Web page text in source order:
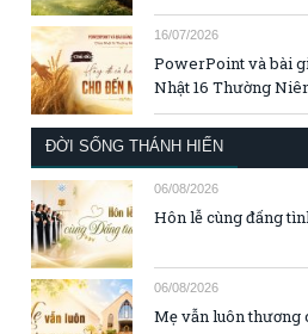
16/07/2026
PowerPoint và bài
Nhật 16 Thường
ĐỜI SỐNG THÁNH HIẾN
06/08/2026
Hôn lễ cùng đấng
06/08/2026
Mẹ vẫn luôn thương